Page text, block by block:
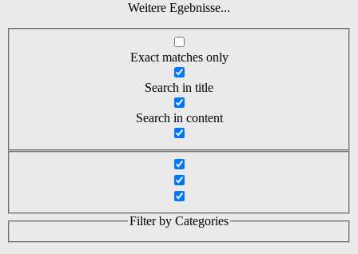
Weitere Egebnisse...
Exact matches only
Search in title
Search in content
Filter by Categories